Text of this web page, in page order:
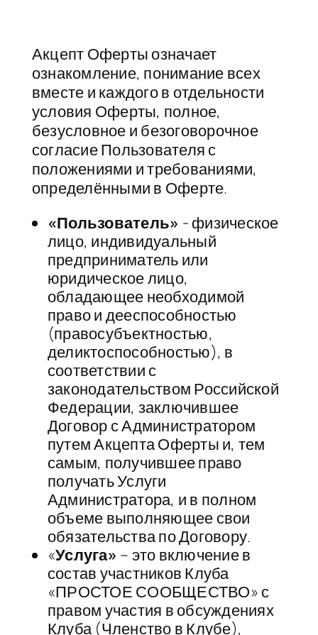
Акцепт Оферты означает
ознакомление, понимание всех
вместе и каждого в отдельности
условия Оферты, полное,
безусловное и безоговорочное
согласие Пользователя с
положениями и требованиями,
определёнными в Оферте.
«Пользователь» -​ физическое
лицо, индивидуальный
предприниматель или
юридическое лицо,
обладающее необходимой
право и дееспособностью
(правосубъектностью,
деликтоспособностью), в
соответствии с
законодательством Российской
Федерации, заключившее
Договор с Администратором
путем Акцепта Оферты и, тем
самым, получившее право
получать Услуги
Администратора, и в полном
объеме выполняющее свои
обязательства по Договору.
«Услуга» – это включение в
состав участников Клуба
«ПРОСТОЕ СООБЩЕСТВО» с
правом участия в обсуждениях
Клуба (Членство в Клубе),